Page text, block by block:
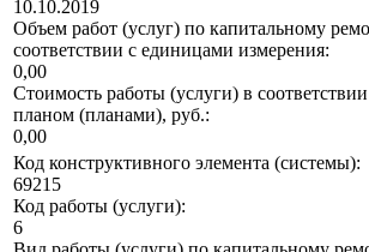
10.10.2019
Объем работ (услуг) по капитальному
соответствии с единицами измерения:
0,00
Стоимость работы (услуги) в
планом (планами), руб.:
0,00
Код конструктивного элемента (системы):
69215
Код работы (услуги):
6